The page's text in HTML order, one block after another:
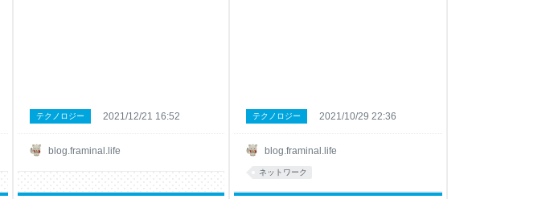
blog.framinal.life
テクノロジー 2021/12/21 16:52
blog.framinal.life
テクノロジー 2021/10/29 22:36
ネットワーク